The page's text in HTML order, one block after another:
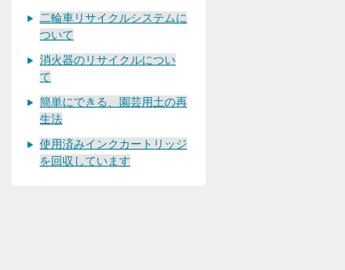
二輪車リサイクルシステムに
ついて
消火器のリサイクルについ
て
簡単にできる、園芸用土の再
生法
使用済みインクカートリッジ
を回収しています